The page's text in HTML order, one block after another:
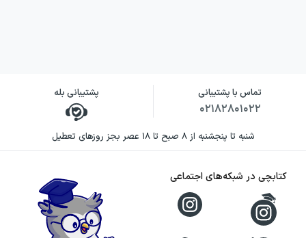
تماس با پشتیبانی
۰۲۱۸۲۸۰۱۰۲۲
پشتیبانی بله
شنبه تا پنجشنبه از ۸ صبح تا ۱۸ عصر بجز روزهای تعطیل
کتابچی در شبکه‌های اجتماعی